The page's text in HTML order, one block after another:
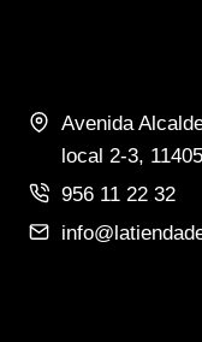
Avenida
local 2-3,
956 11 22 32